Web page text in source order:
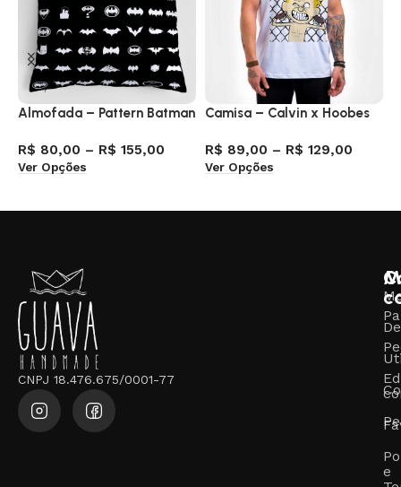
Almofada – Pattern Batman
R$ 80,00 – R$ 155,00
Ver Opções
Camisa – Calvin x Hoobes
R$ 89,00 – R$ 129,00
Ver Opções
CNPJ 18.476.675/0001-77
e